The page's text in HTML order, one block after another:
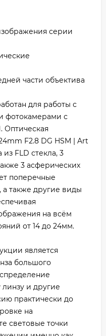
серии
части объектива
для работы с
фотокамерами с
F2.8 DG HSM | Art
FLD стекла, 3
3 асферических
поперечные
также другие виды
на всём
от 14 до 24мм.
является
большого
линзу и другие
практически до
на
световые точки